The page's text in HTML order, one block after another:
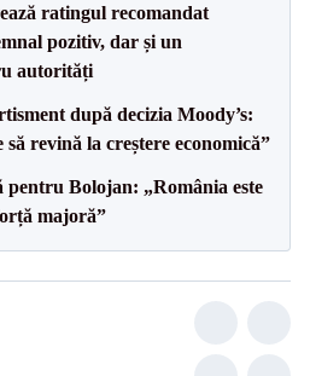
ratingul recomandat
pozitiv, dar și un
autorități
după decizia Moody’s:
revină la creștere economică”
pentru Bolojan: „România este
majoră”